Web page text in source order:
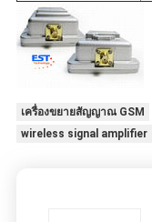
เครื่องขยายสัญญาณ GSM
wireless signal amplifier